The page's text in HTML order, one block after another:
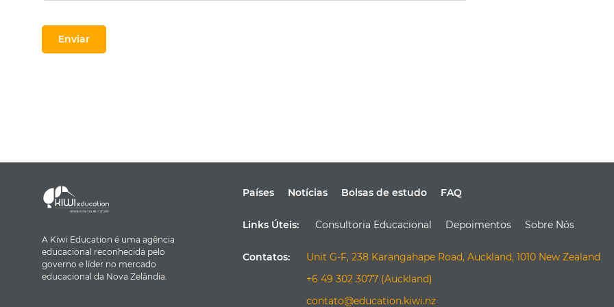
A Kiwi Education é uma agência
educacional reconhecida pelo
governo e líder no mercado
educacional da Nova Zelândia.
Países Notícias Bolsas de estudo FAQ
Links Úteis: Consultoria Educacional Depoimentos Sobre Nós
Contatos:
Unit G-F, 238 Karangahape Road, Auckland, 1010 New Zealand
+6 49 302 3077 (Auckland)
contato@education.kiwi.nz